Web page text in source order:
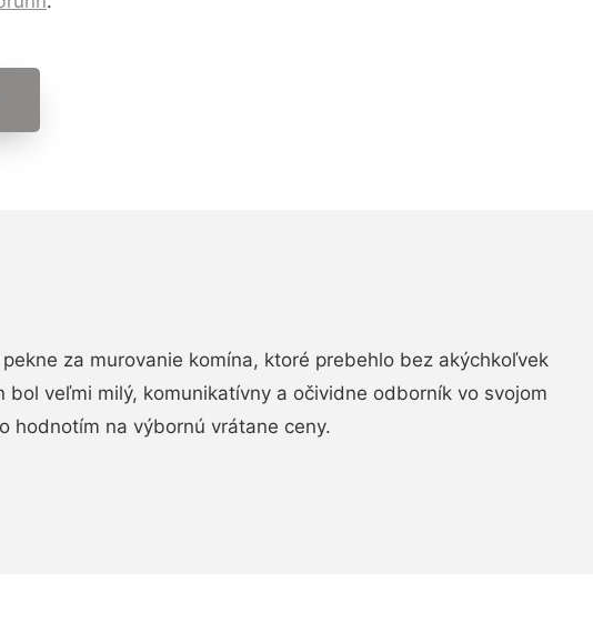
za murovanie komína, ktoré prebehlo bez akýchkoľvek
bol veľmi milý, komunikatívny a očividne odborník vo svojom
hodnotím na výbornú vrátane ceny.